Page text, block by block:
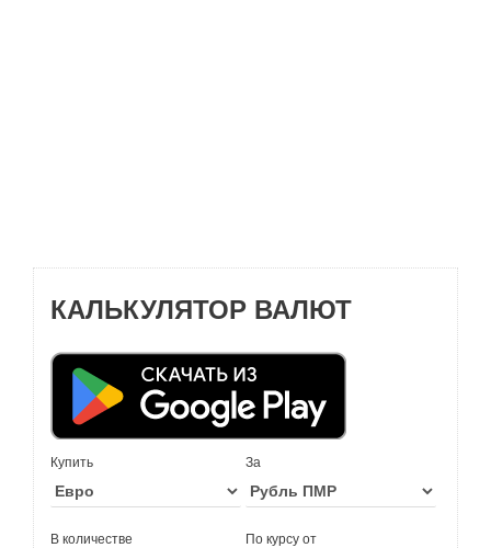
КАЛЬКУЛЯТОР ВАЛЮТ
Купить За
В количестве По курсу от